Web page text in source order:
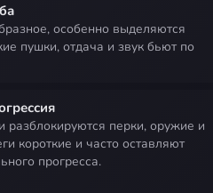
пушки, отдача и звук бьют по
короткие и часто оставляют
прогресса.